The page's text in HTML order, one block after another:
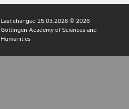
Last changed 25.03.2026© 2026
Göttingen Academy of Sciences and
Humanities